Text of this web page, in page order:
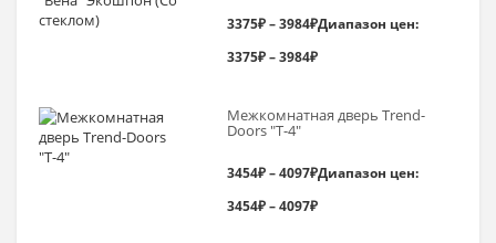
3375₽–3984₽Диапазон цен:
3375₽ – 3984₽
Межкомнатная дверь Trend-
Doоrs "Т-4"
3454₽–4097₽Диапазон цен:
3454₽ – 4097₽